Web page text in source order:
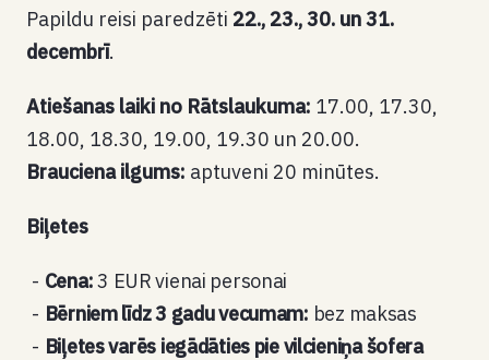
Papildu reisi paredzēti 22., 23., 30. un 31.
decembrī.
Atiešanas laiki no Rātslaukuma: 17.00, 17.30,
18.00, 18.30, 19.00, 19.30 un 20.00.
Brauciena ilgums: aptuveni 20 minūtes.
Biļetes
Cena:3 EUR vienai personai
Bērniem līdz 3 gadu vecumam: bez maksas
Biļetes varēs iegādāties pie vilcieniņa šofera